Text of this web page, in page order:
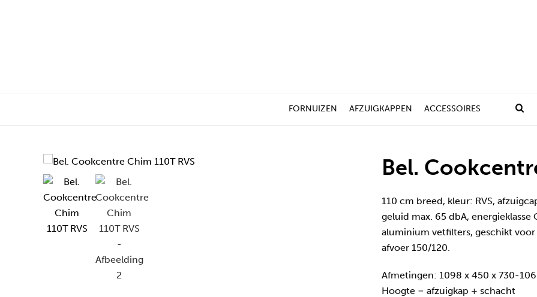
FORNUIZEN AFZUIGKAPPEN ACCESSOIRES
Bel.
110 cm breed, kleur: RVS,
geluid max. 65 dbA,
aluminium vetfilters, geschikt
afvoer 150/120.
Afmetingen: 1098 x 450 x 730-
Hoogte = afzuigkap + schacht